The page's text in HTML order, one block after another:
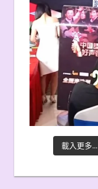
載入更多...